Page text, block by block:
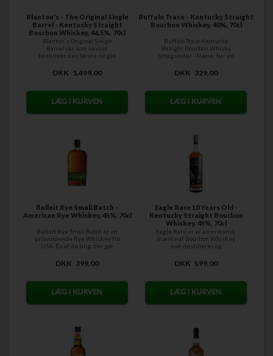
Kontakt os påinfo@slikforvoksne.dk,hvis du ikke kan finde
dine yndlingsflasker.
Blanton's - The Original Single
Barrel - Kentucky Straight
Bourbon Whiskey, 46,5%, 70cl
Blanton's Original Sinlge
Barrel var, som navnet
beskriver, den første single
DKK 1.499,00
Buffalo Trace - Kentucky Straight
Bourbon Whiskey, 40%, 70cl
Buffalo Trace Kentucky
Straight Bourbon Whisky
smagsnoter - Næse: har en
DKK 329,00
Bulleit Rye Small Batch -
American Rye Whiskey, 45%, 70cl
Bulleit Rye Small Batch er en
prisvindende Rye Whiskey fra
USA. Én af de ting, der gør
DKK 399,00
Eagle Rare 10 Years Old -
Kentucky Straight Bourbon
Whiskey, 45%, 70cl
Eagle Rare er et amerikansk
mærke af Bourbon Whiskey
som destilleres og
DKK 599,00